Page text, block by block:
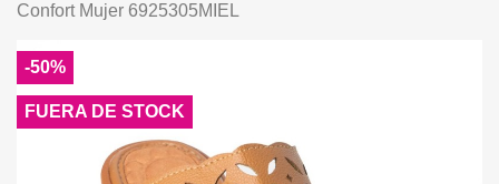
Confort Mujer 6925305MIEL
-50%
FUERA DE STOCK